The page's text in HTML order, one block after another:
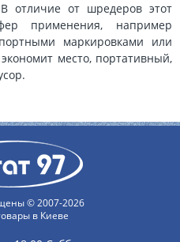
отличие от шредеров этот
применения, например
маркировками или
место, портативный,
© 2007-2026
в Киеве